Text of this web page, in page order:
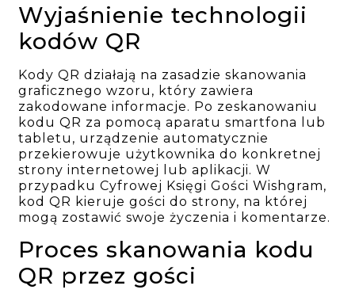
Wyjaśnienie technologii
kodów QR
Kody QR działają na zasadzie skanowania
graficznego wzoru, który zawiera
zakodowane informacje. Po zeskanowaniu
kodu QR za pomocą aparatu smartfona lub
tabletu, urządzenie automatycznie
przekierowuje użytkownika do konkretnej
strony internetowej lub aplikacji. W
przypadku Cyfrowej Księgi Gości Wishgram,
kod QR kieruje gości do strony, na której
mogą zostawić swoje życzenia i komentarze.
Proces skanowania kodu
QR przez gości